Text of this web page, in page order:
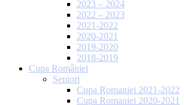
2023 – 2024
2022 – 2023
2021-2022
2020-2021
2019-2020
2018-2019
Cupa României
Seniori
Cupa Romaniei 2021-2022
Cupa Romaniei 2020-2021